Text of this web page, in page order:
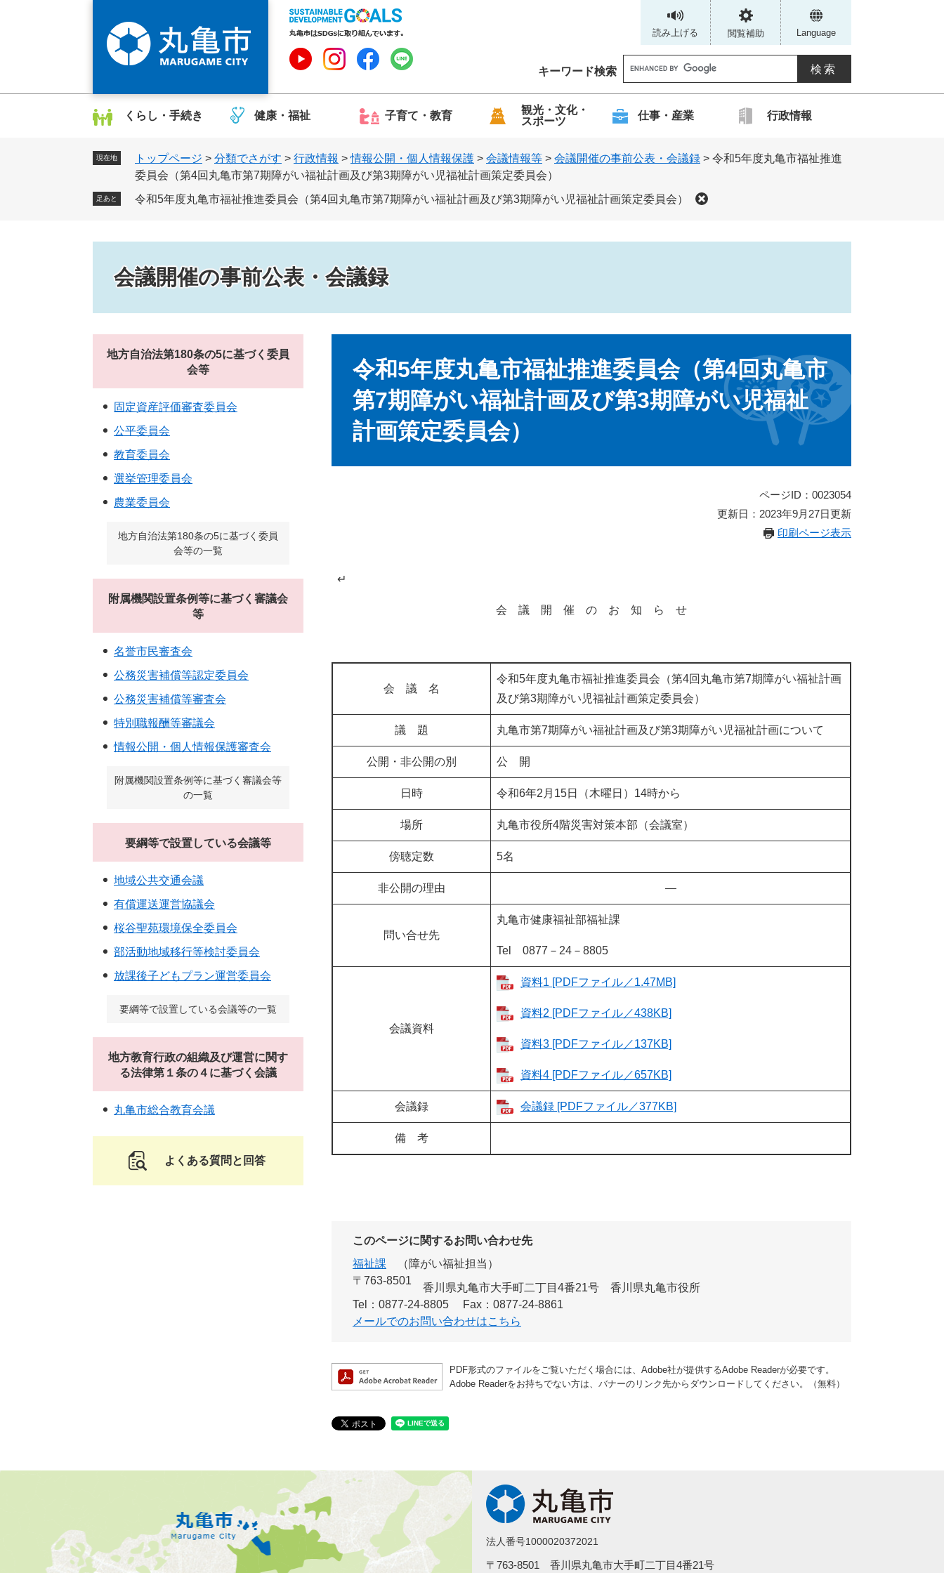
頭
飛
読み上げる 閲覧補助 Language
キーワード検索
G
o
g
l
カ
ム
くらし・手続き 健康・福祉 子育て・教育
観光・文化・
スポーツ
仕事・産業 行政情報
現在地 トップページ > 分類でさがす > 行政情報 >情報公開・個人情報保護 > 会議情報等 > 会議開催の事前公表・会議録 > 令和5年度丸亀市福祉推進
委員会（第4回丸亀市第7期障がい福祉計画及び第3期障がい児福祉計画策定委員会）
足あと 令和5年度丸亀市福祉推進委員会（第4回丸亀市第7期障がい福祉計画及び第3期障がい児福祉計画策定委員会）
会議開催の事前公表・会議録
令和5年度丸亀市福祉推進委員会（第4回丸亀市
第7期障がい福祉計画及び第3期障がい児福祉
計画策定委員会）
ページID：0023054
更新日：2023年9月27日更新
印刷ページ表示
↵
会 議 開 催 の お 知 ら せ
会 議 名
令和5年度丸亀市福祉推進委員会（第4回丸亀市第7期障がい福祉計画
及び第3期障がい児福祉計画策定委員会）
議 題 丸亀市第7期障がい福祉計画及び第3期障がい児福祉計画について​
公開・非公開の別 公 開
日時 令和6年2月15日（木曜日）14時から
場所 丸亀市役所4階災害対策本部（会議室）
傍聴定数 5名
非公開の理由 ―
問い合せ先
丸亀市健康福祉部福祉課
Tel 0877－24－8805
会議資料
資料1 [PDFファイル／1.47MB]
資料2 [PDFファイル／438KB]
資料3 [PDFファイル／137KB]
資料4 [PDFファイル／657KB]
会議録 会議録 [PDFファイル／377KB]
備 考
このページに関するお問い合わせ先
福祉課
障がい福祉担当
〒763-8501
香川県丸亀市大手町二丁目4番21号 香川県丸亀市役所
Tel：0877-24-8805
Fax：0877-24-8861
メールでのお問い合わせはこちら
PDF形式のファイルをご覧いただく場合には、Adobe社が提供するAdobe Readerが必要です。
Adobe Readerをお持ちでない方は、バナーのリンク先からダウンロードしてください。（無料）
地方自治法第180条の5に基づく委員
会等
固定資産評価審査委員会
公平委員会
教育委員会
選挙管理委員会
農業委員会
地方自治法第180条の5に基づく委員
会等の一覧
附属機関設置条例等に基づく審議会
等
名誉市民審査会
公務災害補償等認定委員会
公務災害補償等審査会
特別職報酬等審議会
情報公開・個人情報保護審査会
附属機関設置条例等に基づく審議会等
の一覧
要綱等で設置している会議等
地域公共交通会議
有償運送運営協議会
桜谷聖苑環境保全委員会
部活動地域移行等検討委員会
放課後子どもプラン運営委員会
要綱等で設置している会議等の一覧
地方教育行政の組織及び運営に関す
る法律第１条の４に基づく会議
丸亀市総合教育会議
よくある質問と回答
法人番号1000020372021
〒763-8501 香川県丸亀市大手町二丁目4番21号